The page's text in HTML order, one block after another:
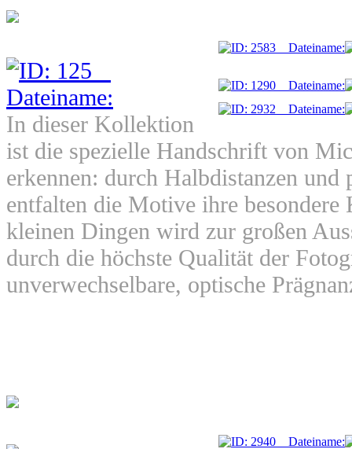
In dieser Kollektion
ist die spezielle Handschrift von
erkennen: durch Halbdistanzen und
entfalten die Motive ihre
kleinen Dingen wird zur großen
durch die höchste Qualität der
unverwechselbare, optische